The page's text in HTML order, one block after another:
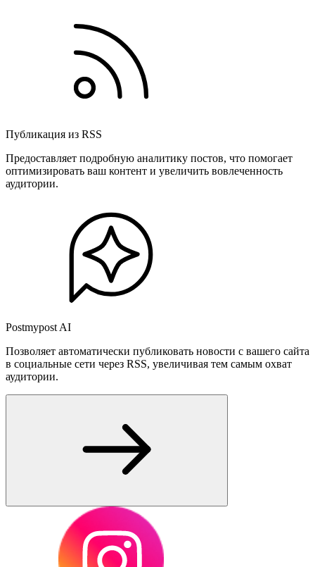
Публикация из RSS
Предоставляет подробную аналитику постов, что помогает
оптимизировать ваш контент и увеличить вовлеченность
аудитории.
Postmypost AI
Позволяет автоматически публиковать новости с вашего сайта
в социальные сети через RSS, увеличивая тем самым охват
аудитории.